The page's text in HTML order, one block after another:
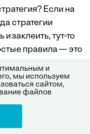
Если на
стратегии
заклеить, тут-то
правила — это
Если они
с умом, то,
все, как надо.
точно
работу
и
мы используем
сайтом,
файлов